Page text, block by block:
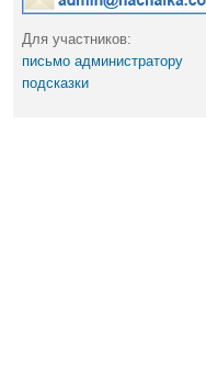
Для участников:
письмо администратору
подсказки